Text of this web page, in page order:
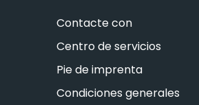
Contacte con
Centro de servicios
Pie de imprenta
Condiciones generales